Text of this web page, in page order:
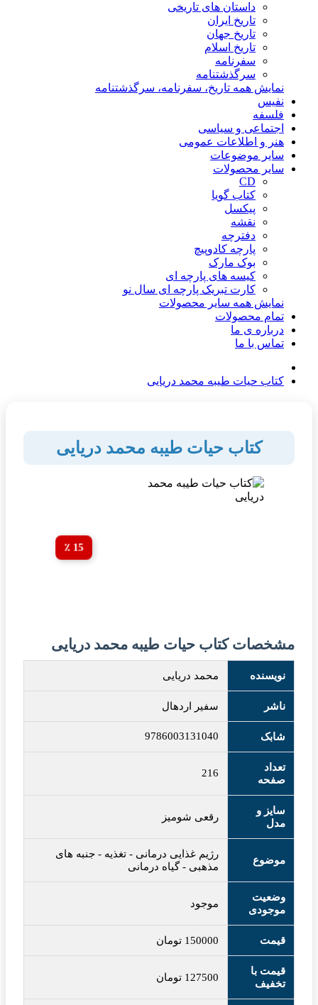
داستان های تاریخی
تاریخ ایران
تاریخ جهان
تاریخ اسلام
سفرنامه
سرگذشتنامه
نمایش همه تاریخ، سفرنامه، سرگذشتنامه
نفیس
فلسفه
اجتماعی و سیاسی
هنر و اطلاعات عمومی
سایر موضوعات
سایر محصولات
CD
کتاب گویا
پیکسل
نقشه
دفترچه
پارچه کادوپیچ
بوک مارک
کیسه های پارچه ای
کارت تبریک پارچه ای سال نو
نمایش همه سایر محصولات
تمام محصولات
درباره ی ما
تماس با ما
کتاب حیات طیبه محمد دریایی
کتاب حیات طیبه محمد دریایی
15 ٪
مشخصات کتاب حیات طیبه محمد دریایی
نویسنده محمد دریایی
ناشر سفیر اردهال
شابک 9786003131040
تعداد
صفحه
216
سایز و
مدل
رقعی شومیز
موضوع
رژیم غذایی درمانی - تغذیه - جنبه های
مذهبی -گیاه درمانی
وضعیت
موجودی
موجود
قیمت 150000 تومان
قیمت با
تخفیف
127500 تومان